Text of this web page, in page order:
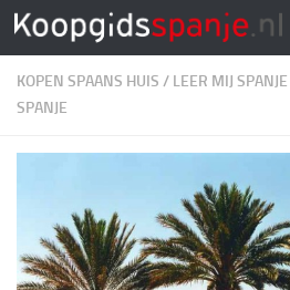
Doorgaan naar inhoud
KOPEN SPAANS HUIS / LEER MIJ
SPANJE